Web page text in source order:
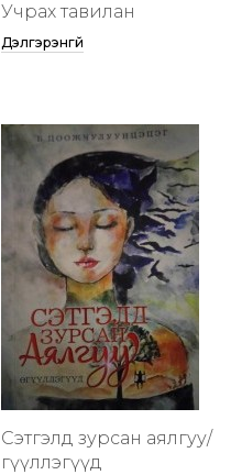
Учрах тавилан
Дэлгэрэнгүй
Сэтгэлд зурсан аялгуу/
өгүүллэгүүд